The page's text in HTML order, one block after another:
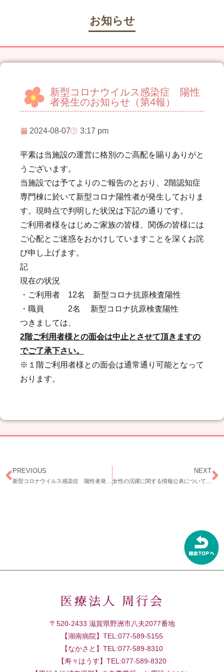
お知らせ
新型コロナウイルス感染症 陽性
者発生のお知らせ（第4報）
2024-08-07 3:17 pm
平素は当施設の運営に格別のご高配を賜りありがと
うございます。
当施設では予てよりのご報告のとおり、2階認知症
専門棟に於いて新型コロナ陽性者が発生しておりま
す。現時点で判明した状況は下記の通りです。
ご利用者様をはじめご家族の皆様、関係の皆様には
ご心配とご迷惑をおかけしていますことを深くお詫
び申し上げます。
記
現在の状況
・ご利用者 12名 新型コロナ抗原検査陽性
・職員 2名 新型コロナ抗原検査陽性
つきましては、
2階ご利用者様との面会は中止とさせて頂きますの
でご了承下さい。
※１階ご利用者様との面会は通常通り可能となって
おります。
PREVIOUS NEXT
医療法人 周行会
〒520-2433 滋賀県野洲市八夫2077番地
【湖南病院】TEL:077-589-5155
【なかさと】TEL:077-589-8310
【寿々はうす】TEL:077-589-8320